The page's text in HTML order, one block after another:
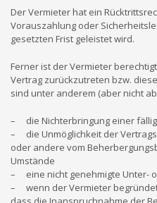
Der Vermieter hat ein
Vorauszahlung oder
gesetzten Frist geleistet wird.
Ferner ist der Vermieter
Vertrag zurückzutreten bzw.
sind unter anderem (aber nicht
– die Nichterbringung einer
– die Unmöglichkeit der
oder andere vom
Umstände
– eine nicht genehmigte Unter-
– wenn der Vermieter